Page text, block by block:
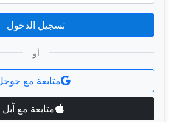
تسجيل الدخول
أو
متابعة مع جوجل
متابعة مع آبل